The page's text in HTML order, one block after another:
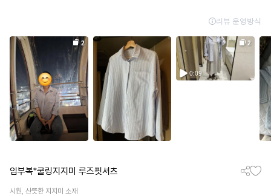
임부복*쿨링지지미 루즈핏셔츠
시원, 산뜻한 지지미 소재